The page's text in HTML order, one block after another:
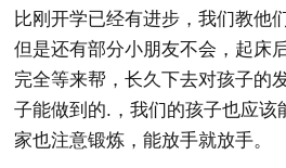
比刚开学已经有进步，我们教他
但是还有部分小朋友不会，起床
完全等来帮，长久下去对孩子的
子能做到的.，我们的孩子也应该
家也注意锻炼，能放手就放手。